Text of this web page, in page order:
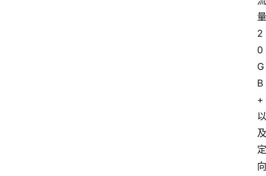
量
2
0
G
B
+
以
及
定
向